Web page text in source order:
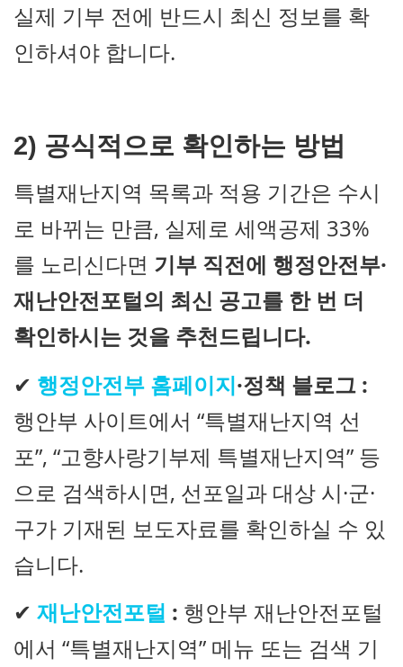
실제 기부 전에 반드시 최신 정보를 확
인하셔야 합니다.
2) 공식적으로 확인하는 방법
특별재난지역 목록과 적용 기간은 수시
로 바뀌는 만큼, 실제로 세액공제 33%
를 노리신다면 기부 직전에 행정안전부·
재난안전포털의 최신 공고를 한 번 더
확인하시는 것을 추천드립니다.
✔ 행정안전부 홈페이지·정책 블로그 :
행안부 사이트에서 “특별재난지역 선
포”, “고향사랑기부제 특별재난지역” 등
으로 검색하시면, 선포일과 대상 시·군·
구가 기재된 보도자료를 확인하실 수 있
습니다.
✔ 재난안전포털 : 행안부 재난안전포털
에서 “특별재난지역” 메뉴 또는 검색 기